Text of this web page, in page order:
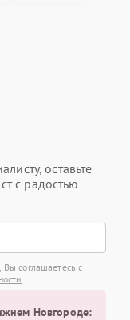
оставьте
с радостью
соглашаетесь с
Новгороде: